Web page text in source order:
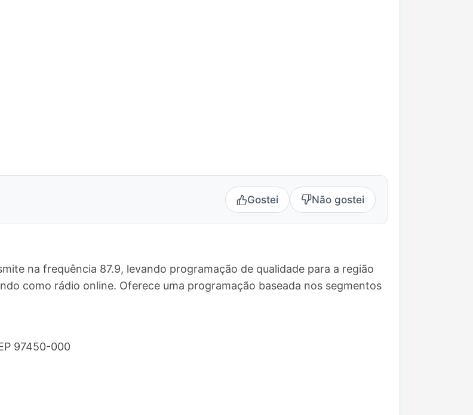
Gostei Não gostei
na frequência 87.9, levando programação de qualidade para a região
como rádio online. Oferece uma programação baseada nos segmentos
97450-000